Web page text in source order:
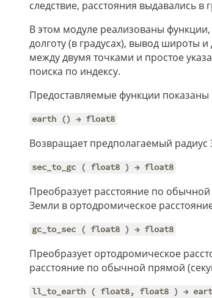
следствие, расстояния выдавались в
В этом модуле реализованы
долготу (в градусах), вывод широты
между двумя точками и простое
поиска по индексу.
Предоставляемые функции
earth () → float8
Возвращает предполагаемый радиус
sec_to_gc ( float8 ) → float8
Преобразует расстояние по
Земли в ортодромическое
gc_to_sec ( float8 ) → float8
Преобразует ортодромическое
расстояние по обычной прямой
ll_to_earth ( float8, float8 ) →